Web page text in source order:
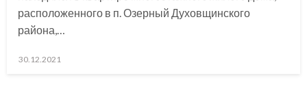
расположенного в п. Озерный Духовщинского
района,…
Posted
30.12.2021